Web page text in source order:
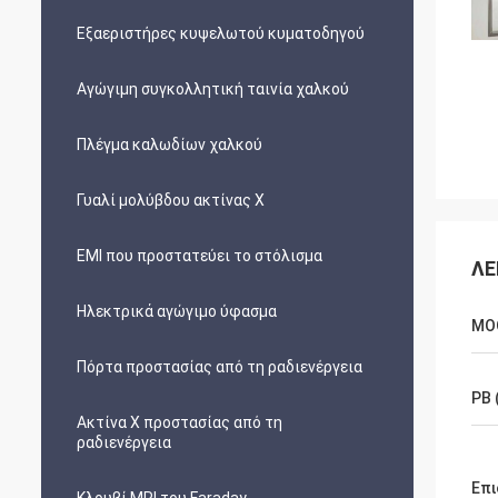
Εξαεριστήρες κυψελωτού κυματοδηγού
Αγώγιμη συγκολλητική ταινία χαλκού
Πλέγμα καλωδίων χαλκού
Γυαλί μολύβδου ακτίνας X
EMI που προστατεύει το στόλισμα
Ηλεκτρικά αγώγιμο ύφασμα
Πόρτα προστασίας από τη ραδιενέργεια
Ακτίνα X προστασίας από τη
ραδιενέργεια
PB